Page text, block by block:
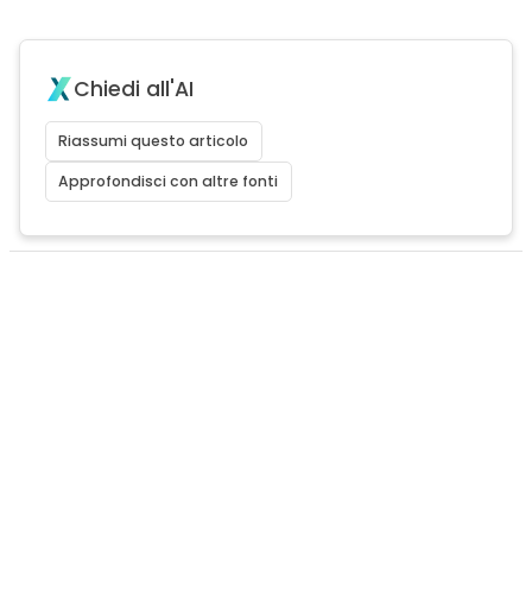
Chiedi all'AI
Riassumi questo articolo
Approfondisci con altre fonti